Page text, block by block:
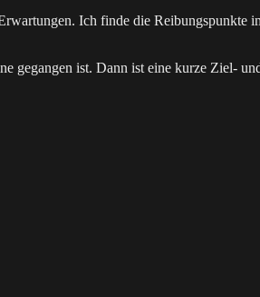
Ich finde die
gegangen ist. Dann ist eine kurze Ziel-